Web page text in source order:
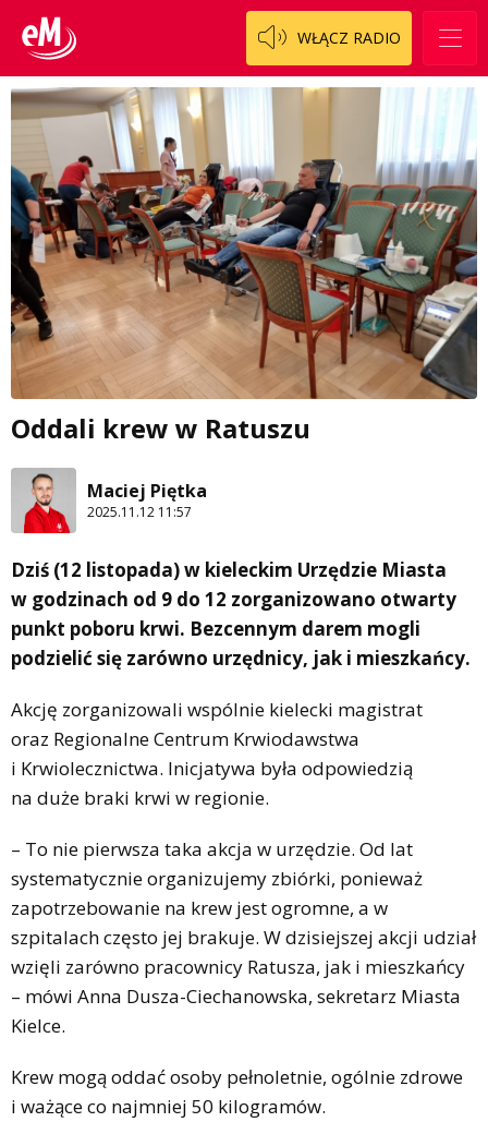
WŁĄCZ RADIO
Oddali krew w Ratuszu
Maciej Piętka
2025.11.12 11:57
Dziś (12 listopada) w kieleckim Urzędzie Miasta
w godzinach od 9 do 12 zorganizowano otwarty
punkt poboru krwi. Bezcennym darem mogli
podzielić się zarówno urzędnicy, jak i mieszkańcy.
Akcję zorganizowali wspólnie kielecki magistrat
oraz Regionalne Centrum Krwiodawstwa
i Krwiolecznictwa. Inicjatywa była odpowiedzią
na duże braki krwi w regionie.
– To nie pierwsza taka akcja w urzędzie. Od lat
systematycznie organizujemy zbiórki, ponieważ
zapotrzebowanie na krew jest ogromne, a w
szpitalach często jej brakuje. W dzisiejszej akcji udział
wzięli zarówno pracownicy Ratusza, jak i mieszkańcy
– mówi Anna Dusza-Ciechanowska, sekretarz Miasta
Kielce.
Krew mogą oddać osoby pełnoletnie, ogólnie zdrowe
i ważące co najmniej 50 kilogramów.